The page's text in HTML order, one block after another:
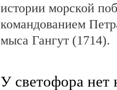
истории морской
командованием
мыса Гангут (1714).
У светофора нет